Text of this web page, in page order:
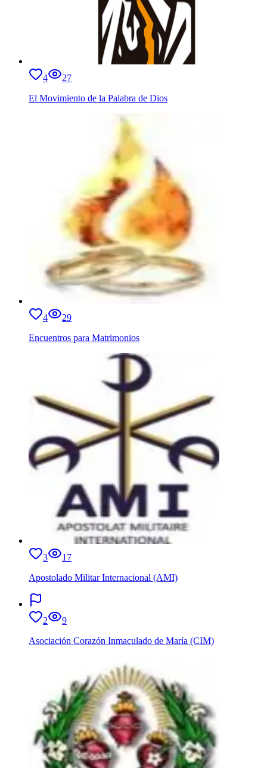
4
27
El Movimiento de la Palabra de Dios
4
29
Encuentros para Matrimonios
3
17
Apostolado Militar Internacional (AMI)
2
9
Asociación Corazón Inmaculado de María (CIM)